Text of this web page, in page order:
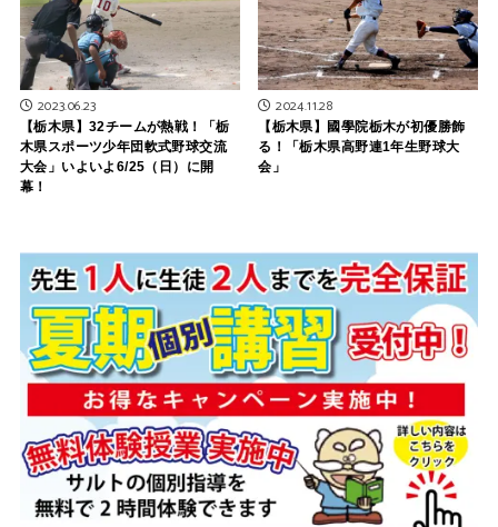
2023.06.23
【栃木県】32チームが熱戦！「栃
木県スポーツ少年団軟式野球交流
大会」いよいよ6/25（日）に開
幕！
2024.11.28
【栃木県】國學院栃木が初優勝飾
る！「栃木県高野連1年生野球大
会」